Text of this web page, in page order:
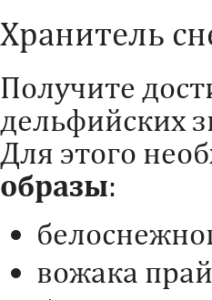
Хранитель
Получите
дельфийских
Для этого
образы:
вожака